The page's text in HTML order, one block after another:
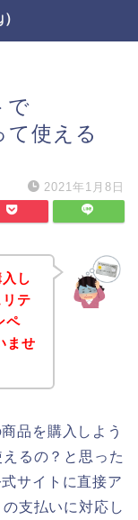
で
使える
2021年1月8日
し
テ
ペ
ませ
品を購入しよう
るの？と思った
サイトに直接ア
支払いに対応し